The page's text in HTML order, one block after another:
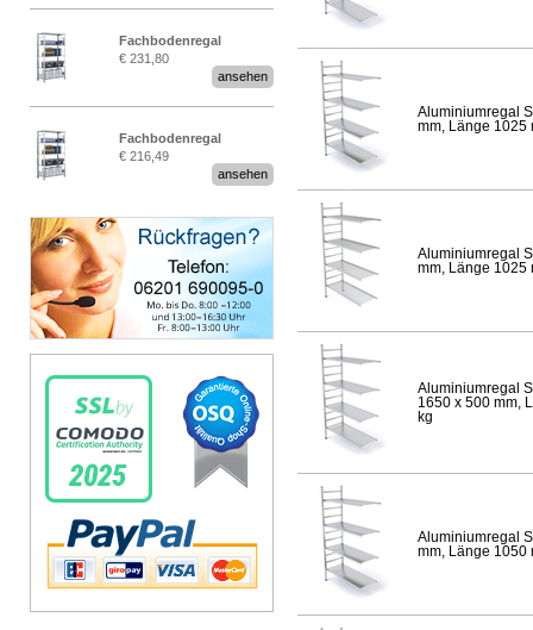
Fachbodenregal
Stecksystem MultiPlus
€ 231,80
ansehen
Fachbodenregal
Stecksystem MultiPlus
€ 216,49
ansehen
Aluminiumregal
mm, Länge 1025
Aluminiumregal
mm, Länge 1025
Aluminiumregal
1650 x 500 mm,
kg
Aluminiumregal
mm, Länge 1050